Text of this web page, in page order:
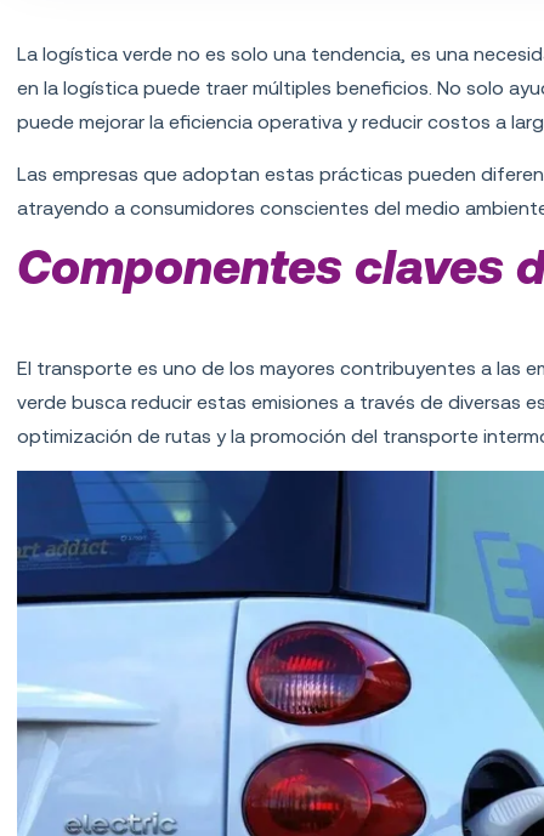
La logística verde no es solo una tendencia, es una
en la logística puede traer múltiples beneficios. No solo
puede mejorar la eficiencia operativa y reducir costos a
Las empresas que adoptan estas prácticas pueden
atrayendo a consumidores conscientes del medio
Componentes claves
El transporte es uno de los mayores contribuyentes a las
verde busca reducir estas emisiones a través de diversas
optimización de rutas y la promoción del transporte